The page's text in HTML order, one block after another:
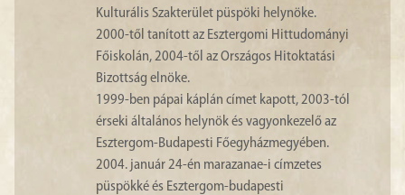
Kulturális Szakterület püspöki helynöke.
2000-től tanított az Esztergomi Hittudományi
Főiskolán, 2004-től az Országos Hitoktatási
Bizottság elnöke.
1999-ben pápai káplán címet kapott, 2003-tól
érseki általános helynök és vagyonkezelő az
Esztergom-Budapesti Főegyházmegyében.
2004. január 24-én marazanae-i címzetes
püspökké és Esztergom-budapesti